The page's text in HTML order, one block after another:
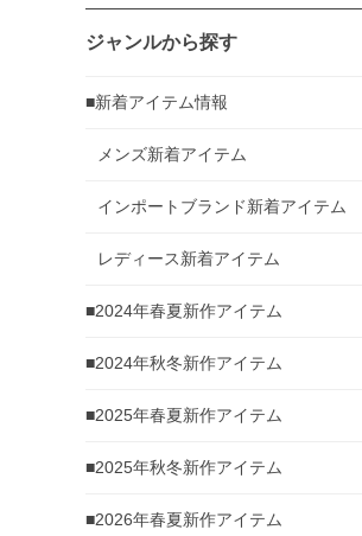
ジャンルから探す
■新着アイテム情報
メンズ新着アイテム
インポートブランド新着アイテム
レディース新着アイテム
■2024年春夏新作アイテム
■2024年秋冬新作アイテム
■2025年春夏新作アイテム
■2025年秋冬新作アイテム
■2026年春夏新作アイテム